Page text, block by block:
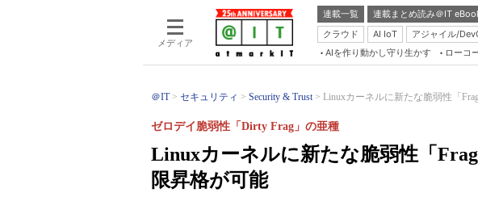
メディア
連載一覧 連載まとめ読み＠IT
クラウド
AI IoT アジャイル/
AIを作り動かし守り生かす ローコ
＠IT セキュリティ Security & Trust Linuxカーネルに新たな脆弱性「
Linuxカーネルに新たな脆弱性「
限昇格が可能
ゼロデイ脆弱性「Dirty Frag」の亜種